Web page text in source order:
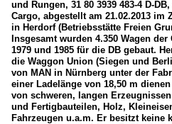
und Rungen, 31 80 3939 483-4 D-
Cargo, abgestellt am 21.02.2013 im
in Herdorf (Betriebsstätte Freien
Insgesamt wurden 4.350 Wagen
1979 und 1985 für die DB gebaut.
die Waggon Union (Siegen und
von MAN in Nürnberg unter der
einer Ladelänge von 18,50 m
von schweren, langen
und Fertigbauteilen, Holz,
Fahrzeugen u.a.m. Er besitzt keine